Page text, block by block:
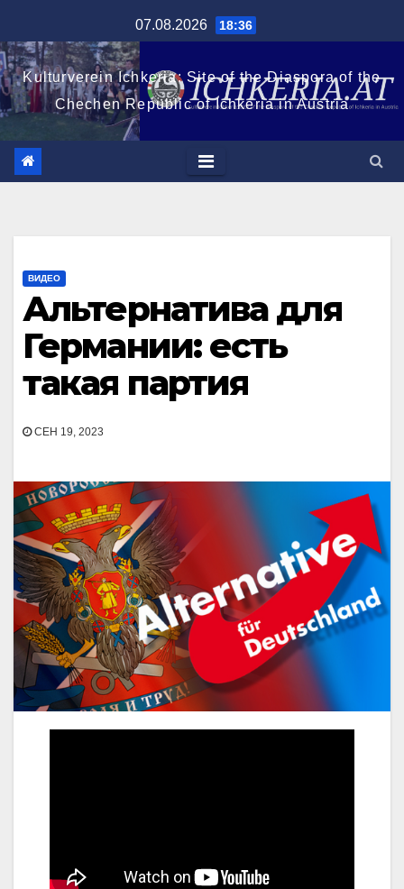
к
содержимому
07.08.2026 18:36
Kulturverein Ichkeria: Site of the Diaspora of the
Chechen Republic of Ichkeria in Austria
ВИДЕО
Альтернатива для
Германии: есть
такая партия
СЕН 19, 2023